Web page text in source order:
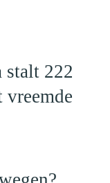
stalt 222